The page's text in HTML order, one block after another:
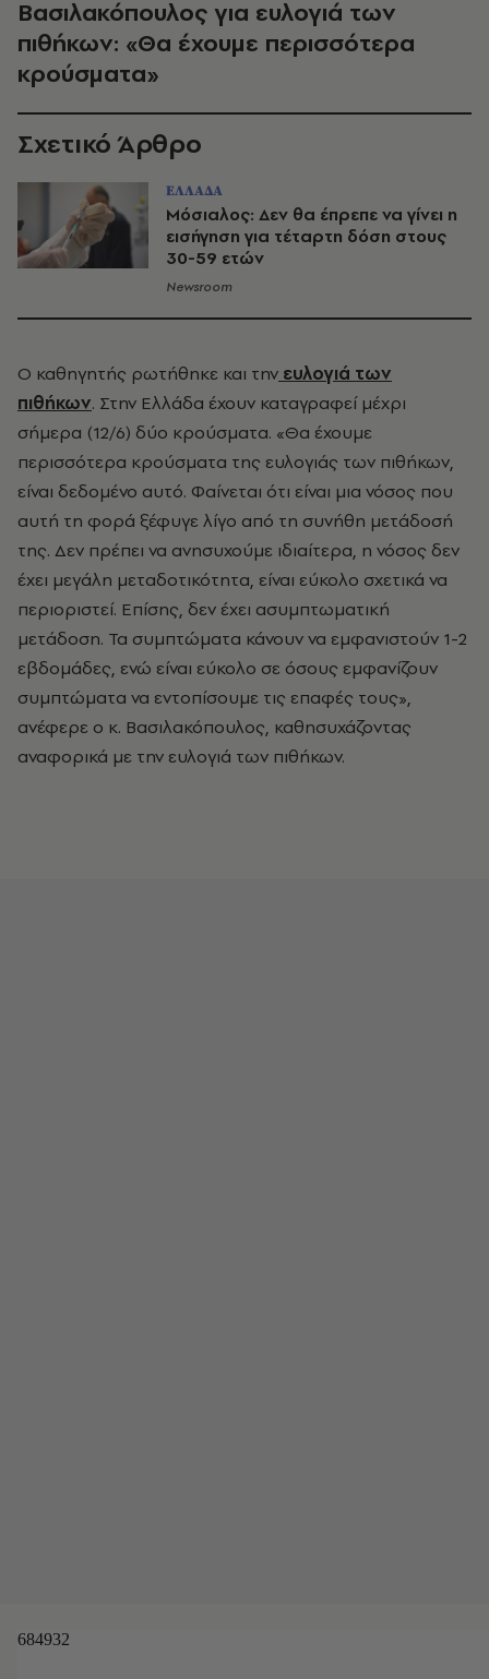
Βασιλακόπουλος για ευλογιά των
πιθήκων: «Θα έχουμε περισσότερα
κρούσματα»
Σχετικό Άρθρο
ΕΛΛΑΔΑ
Μόσιαλος: Δεν θα έπρεπε να γίνει η
εισήγηση για τέταρτη δόση στους
30-59 ετών
Newsroom
Ο καθηγητής ρωτήθηκε και την ευλογιά των
πιθήκων. Στην Ελλάδα έχουν καταγραφεί μέχρι
σήμερα (12/6) δύο κρούσματα. «Θα έχουμε
περισσότερα κρούσματα της ευλογιάς των πιθήκων,
είναι δεδομένο αυτό. Φαίνεται ότι είναι μια νόσος που
αυτή τη φορά ξέφυγε λίγο από τη συνήθη μετάδοσή
της. Δεν πρέπει να ανησυχούμε ιδιαίτερα, η νόσος δεν
έχει μεγάλη μεταδοτικότητα, είναι εύκολο σχετικά να
περιοριστεί. Επίσης, δεν έχει ασυμπτωματική
μετάδοση. Τα συμπτώματα κάνουν να εμφανιστούν 1-2
εβδομάδες, ενώ είναι εύκολο σε όσους εμφανίζουν
συμπτώματα να εντοπίσουμε τις επαφές τους»,
ανέφερε ο κ. Βασιλακόπουλος, καθησυχάζοντας
αναφορικά με την ευλογιά των πιθήκων.